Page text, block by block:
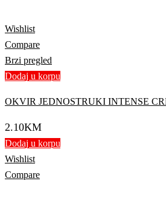
Wishlist
Compare
Brzi pregled
Dodaj u korpu
OKVIR JEDNOSTRUKI INTENSE
2.10KM
Dodaj u korpu
Wishlist
Compare